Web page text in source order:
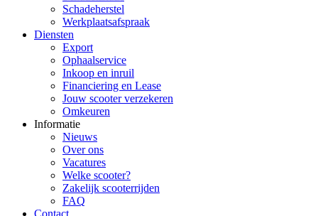
Schadeherstel
Werkplaatsafspraak
Diensten
Export
Ophaalservice
Inkoop en inruil
Financiering en Lease
Jouw scooter verzekeren
Omkeuren
Informatie
Nieuws
Over ons
Vacatures
Welke scooter?
Zakelijk scooterrijden
FAQ
Contact